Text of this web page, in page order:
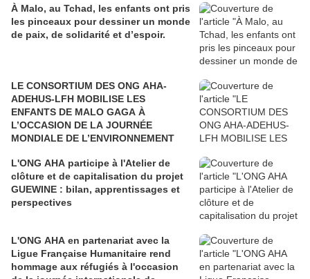
À Malo, au Tchad, les enfants ont pris
les pinceaux pour dessiner un monde
de paix, de solidarité et d’espoir.
LE CONSORTIUM DES ONG AHA-
ADEHUS-LFH MOBILISE LES
ENFANTS DE MALO GAGA À
L’OCCASION DE LA JOURNÉE
MONDIALE DE L’ENVIRONNEMENT
L'ONG AHA participe à l'Atelier de
clôture et de capitalisation du projet
GUEWINE : bilan, apprentissages et
perspectives
L'ONG AHA en partenariat avec la
Ligue Française Humanitaire rend
hommage aux réfugiés à l'occasion